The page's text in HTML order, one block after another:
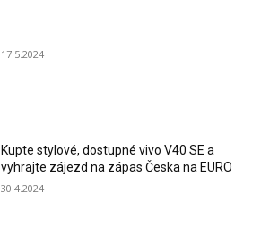
17.5.2024
Kupte stylové, dostupné vivo V40 SE a
vyhrajte zájezd na zápas Česka na EURO
30.4.2024